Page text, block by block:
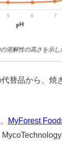
溶解性の高さを示
替品から、焼
MyForest